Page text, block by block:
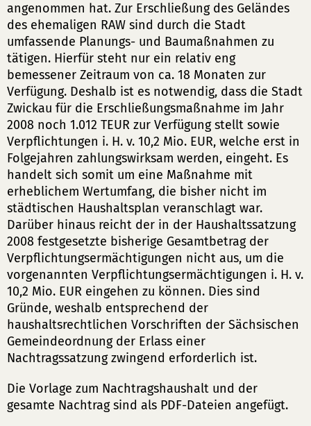
angenommen hat. Zur Erschließung des Geländes
des ehemaligen RAW sind durch die Stadt
umfassende Planungs- und Baumaßnahmen zu
tätigen. Hierfür steht nur ein relativ eng
bemessener Zeitraum von ca. 18 Monaten zur
Verfügung. Deshalb ist es notwendig, dass die Stadt
Zwickau für die Erschließungsmaßnahme im Jahr
2008 noch 1.012 TEUR zur Verfügung stellt sowie
Verpflichtungen i. H. v. 10,2 Mio. EUR, welche erst in
Folgejahren zahlungswirksam werden, eingeht. Es
handelt sich somit um eine Maßnahme mit
erheblichem Wertumfang, die bisher nicht im
städtischen Haushaltsplan veranschlagt war.
Darüber hinaus reicht der in der Haushaltssatzung
2008 festgesetzte bisherige Gesamtbetrag der
Verpflichtungsermächtigungen nicht aus, um die
vorgenannten Verpflichtungsermächtigungen i. H. v.
10,2 Mio. EUR eingehen zu können. Dies sind
Gründe, weshalb entsprechend der
haushaltsrechtlichen Vorschriften der Sächsischen
Gemeindeordnung der Erlass einer
Nachtragssatzung zwingend erforderlich ist.
Die Vorlage zum Nachtragshaushalt und der
gesamte Nachtrag sind als PDF-Dateien angefügt.